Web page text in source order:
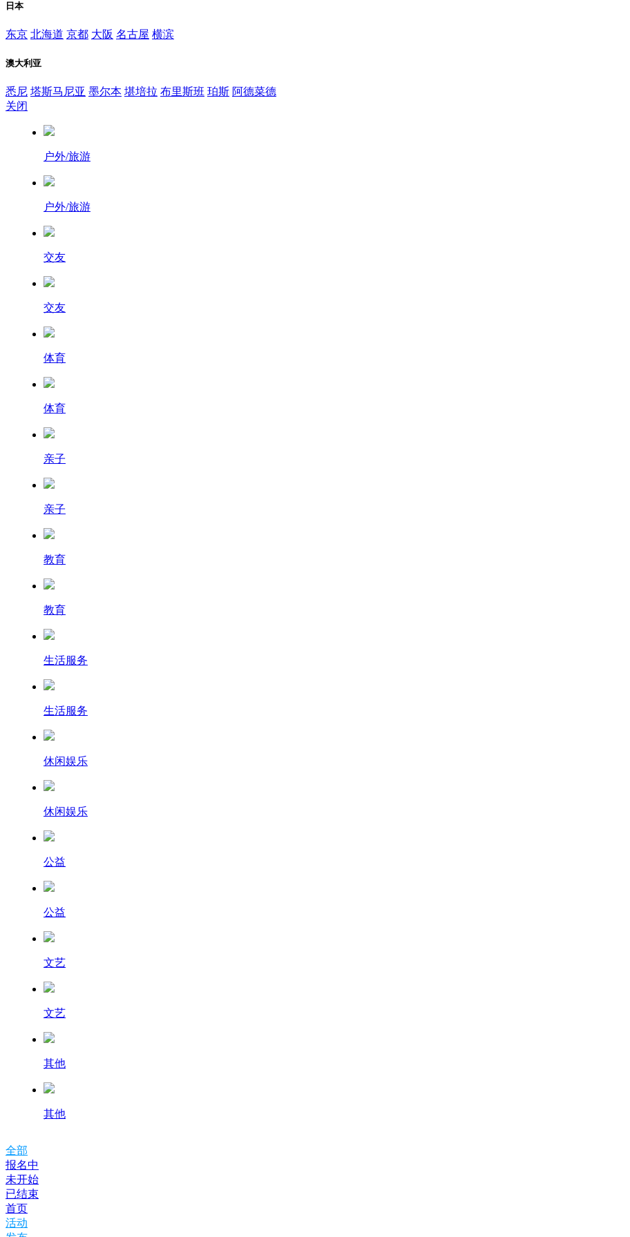
日本
东京 北海道 京都 大阪 名古屋 横滨
澳大利亚
悉尼 塔斯马尼亚 墨尔本 堪培拉 布里斯班 珀斯 阿德菜德
关闭
户外/旅游
户外/旅游
交友
交友
体育
体育
亲子
亲子
教育
教育
生活服务
生活服务
休闲娱乐
休闲娱乐
公益
公益
文艺
文艺
其他
其他
全部
报名中
未开始
已结束
首页
活动